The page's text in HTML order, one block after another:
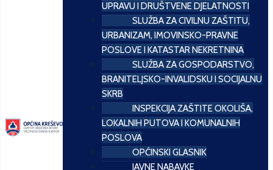
UPRAVU I DRUŠTVENE DJELATNOSTI
SLUŽBA ZA CIVILNU ZAŠTITU,
URBANIZAM, IMOVINSKO-PRAVNE
POSLOVE I KATASTAR NEKRETNINA
SLUŽBA ZA GOSPODARSTVO,
BRANITELJSKO-INVALIDSKU I SOCIJALNU
SKRB
INSPEKCIJA ZAŠTITE OKOLIŠA,
LOKALNIH PUTOVA I KOMUNALNIH
POSLOVA
OPĆINSKI GLASNIK
JAVNE NABAVKE